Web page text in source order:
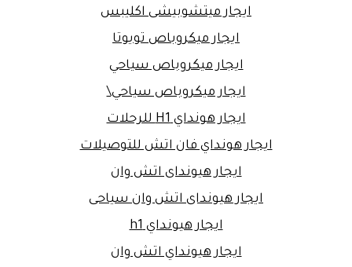
ايجار ميتشوبيشى اكليبس
ايجار ميكروباص تويوتا
ايجار ميكروباص سياحي
ايجار ميكروباص سياحي\
ايجار هونداي H1 للرحلات
ايجار هونداي فان اتش للتوصيلات
ايجار هيونداى اتش وان
ايجار هيونداى اتش وان سياحى
ايجار هيونداي h1
ايجار هيونداي اتش وان